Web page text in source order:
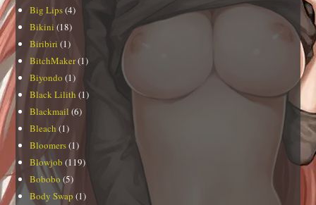
Big Lips(4)
Bikini (18)
Biribiri (1)
BitchMaker(1)
Biyondo (1)
Black Lilith (1)
Blackmail (6)
Bleach (1)
Bloomers(1)
Blowjob (119)
Bobobo (5)
Body Swap (1)